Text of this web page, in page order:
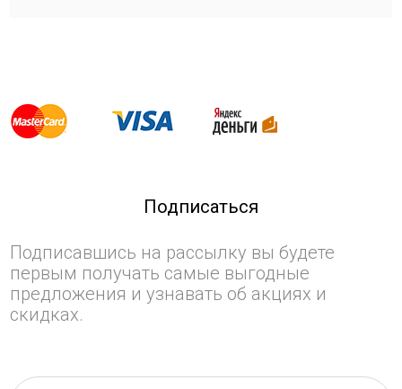
Подписаться
Подписавшись на рассылку вы будете
первым получать самые выгодные
предложения и узнавать об акциях и
скидках.